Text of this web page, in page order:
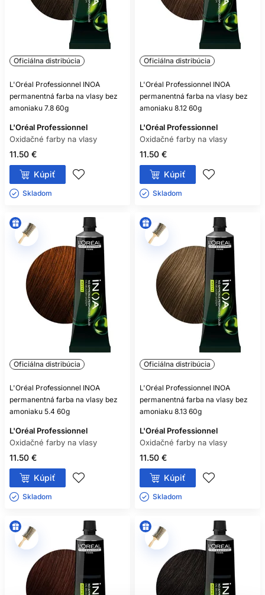
Oficiálna distribúcia
L'Oréal Professionnel INOA
permanentná farba na vlasy bez
amoniaku 7.8 60g
L'Oréal Professionnel
Oxidačné farby na vlasy
11.50 €
Kúpiť
Skladom ㅤ
Oficiálna distribúcia
L'Oréal Professionnel INOA
permanentná farba na vlasy bez
amoniaku 8.12 60g
L'Oréal Professionnel
Oxidačné farby na vlasy
11.50 €
Kúpiť
Skladom ㅤ
Oficiálna distribúcia
L'Oréal Professionnel INOA
permanentná farba na vlasy bez
amoniaku 5.4 60g
L'Oréal Professionnel
Oxidačné farby na vlasy
11.50 €
Kúpiť
Skladom ㅤ
Oficiálna distribúcia
L'Oréal Professionnel INOA
permanentná farba na vlasy bez
amoniaku 8.13 60g
L'Oréal Professionnel
Oxidačné farby na vlasy
11.50 €
Kúpiť
Skladom ㅤ